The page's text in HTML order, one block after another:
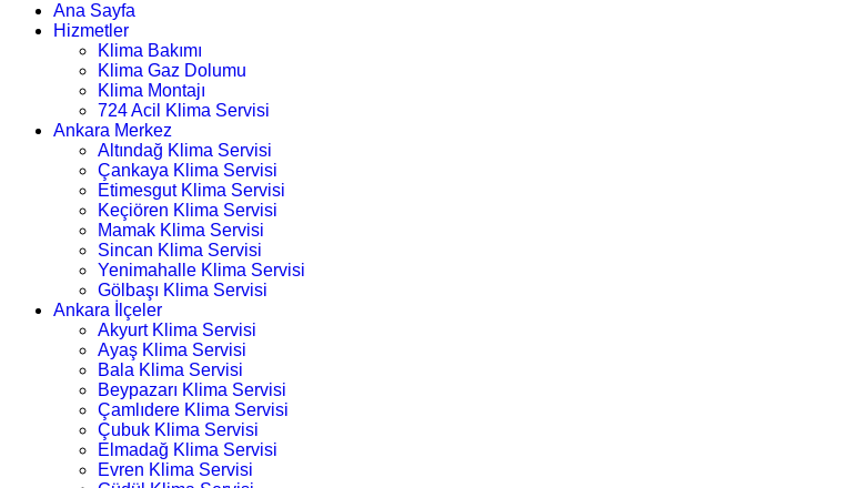
Ana Sayfa
Hizmetler
Klima Bakımı
Klima Gaz Dolumu
Klima Montajı
724 Acil Klima Servisi
Ankara Merkez
Altındağ Klima Servisi
Çankaya Klima Servisi
Etimesgut Klima Servisi
Keçiören Klima Servisi
Mamak Klima Servisi
Sincan Klima Servisi
Yenimahalle Klima Servisi
Gölbaşı Klima Servisi
Ankara İlçeler
Akyurt Klima Servisi
Ayaş Klima Servisi
Bala Klima Servisi
Beypazarı Klima Servisi
Çamlıdere Klima Servisi
Çubuk Klima Servisi
Elmadağ Klima Servisi
Evren Klima Servisi